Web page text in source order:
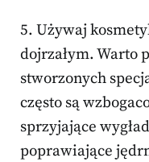
5. Używaj
dojrzałym. Warto
stworzonych
często są
sprzyjające
poprawiające